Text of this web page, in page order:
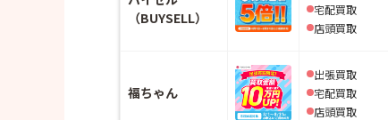
（BUYSELL）
宅配買取
店頭買取
福ちゃん
出張買取
宅配買取
店頭買取